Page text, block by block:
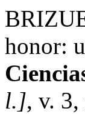
honor:
l.], v.